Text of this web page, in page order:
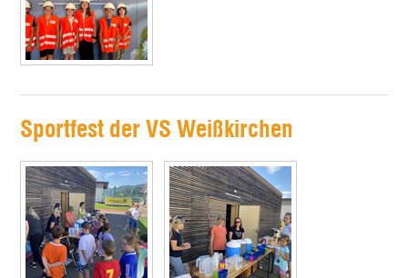
Sportfest der VS Weißkirchen